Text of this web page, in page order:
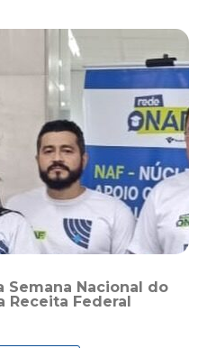
Semana Nacional do
Federal